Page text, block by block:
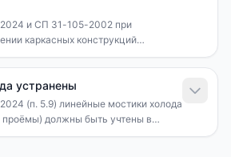
и СП 31-105-2002 при
каркасных конструкций
влагозащитная мембрана со
укладывается
вверх, с нахлёстом 100-150 мм,
скотчем.
устранены
(п. 5.9) линейные мостики холода
проёмы) должны быть учтены в
расчёте. Удельные потери через